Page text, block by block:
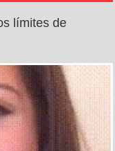
límites de